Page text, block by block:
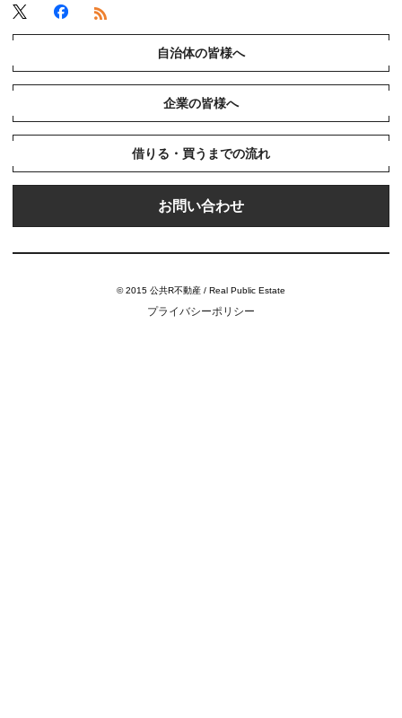
自治体の皆様へ
企業の皆様へ
借りる・買うまでの流れ
お問い合わせ
© 2015 公共R不動産 / Real Public Estate
プライバシーポリシー